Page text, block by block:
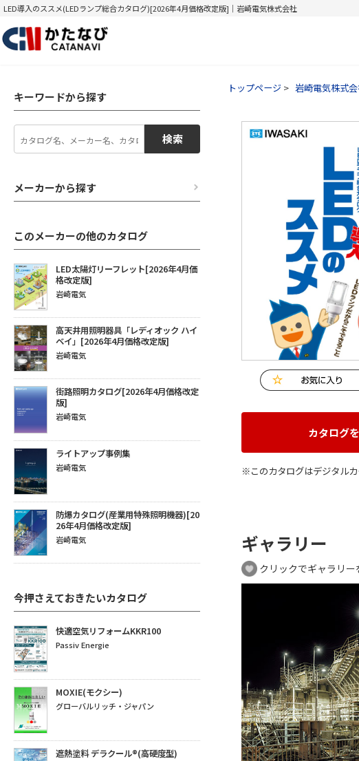
LED導入のススメ(LEDランプ総合カタログ)[2026年4月価格改定版]｜岩崎電気株式会社
キーワードから探す
検索
メーカーから探す
このメーカーの他のカタログ
LED太陽灯リーフレット[2026年4月価
格改定版]
岩崎電気
高天井用照明器具「レディオック ハイ
ベイ」[2026年4月価格改定版]
岩崎電気
街路照明カタログ[2026年4月価格改定
版]
岩崎電気
ライトアップ事例集
岩崎電気
防爆カタログ(産業用特殊照明機器)[20
26年4月価格改定版]
岩崎電気
今押さえておきたいカタログ
快適空気リフォームKKR100
Passiv Energie
MOXIE(モクシー)
グローバルリッチ・ジャパン
遮熱塗料 デラクール®(高硬度型)
トップページ 岩崎電気株式
カタログ
※このカタログはデジタルカ
ギャラリー
クリックでギャラリ